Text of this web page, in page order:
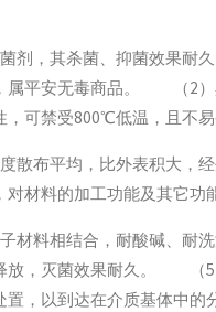
剂，其杀菌、抑菌效果耐
属平安无毒商品。 （2）
可禁受800℃低温，且不易
散布平均，比外表积大，
材料的加工功能及其它功
材料相结合，耐酸碱、耐
放，灭菌效果耐久。 （5
，以到达在介质基体中的